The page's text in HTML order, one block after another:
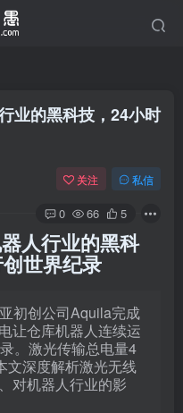
业的黑科技，24小时
关注 私信
0 66 5
人行业的黑科
世界纪录
初创公司Aquila完成
让仓库机器人连续运
。激光传输总电量4
文深度解析激光无线
对机器人行业的影